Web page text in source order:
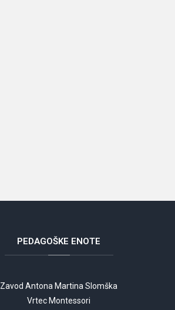
PEDAGOŠKE ENOTE
Zavod Antona Martina Slomška
Vrtec Montessori